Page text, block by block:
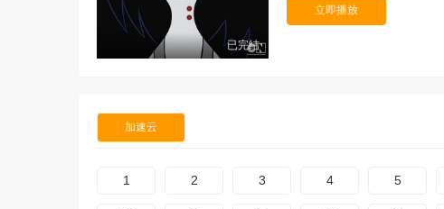
已完结
立即播放
加速云
1 2 3 4 5